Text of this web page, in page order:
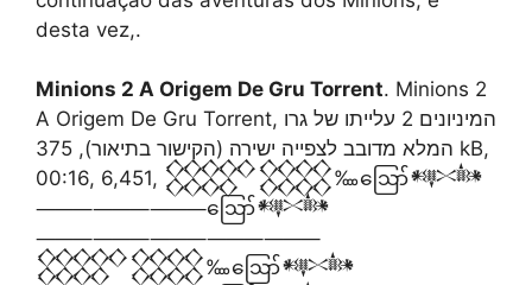
desta vez,.
Minions 2 A Origem De Gru Torrent. Minions 2
A Origem De Gru Torrent, המיניונים 2 עלייתו של גרו
המלא מדובב לצפייה ישירה (הקישור בתיאור), 375 kB,
00:16, 6,451, 𒐫𒐪‱ဪ𒀰
⸻⸻⸻ဪ𒀰
⸻⸻⸻⸻⸻
𒐫𒐪‱ဪ𒀰